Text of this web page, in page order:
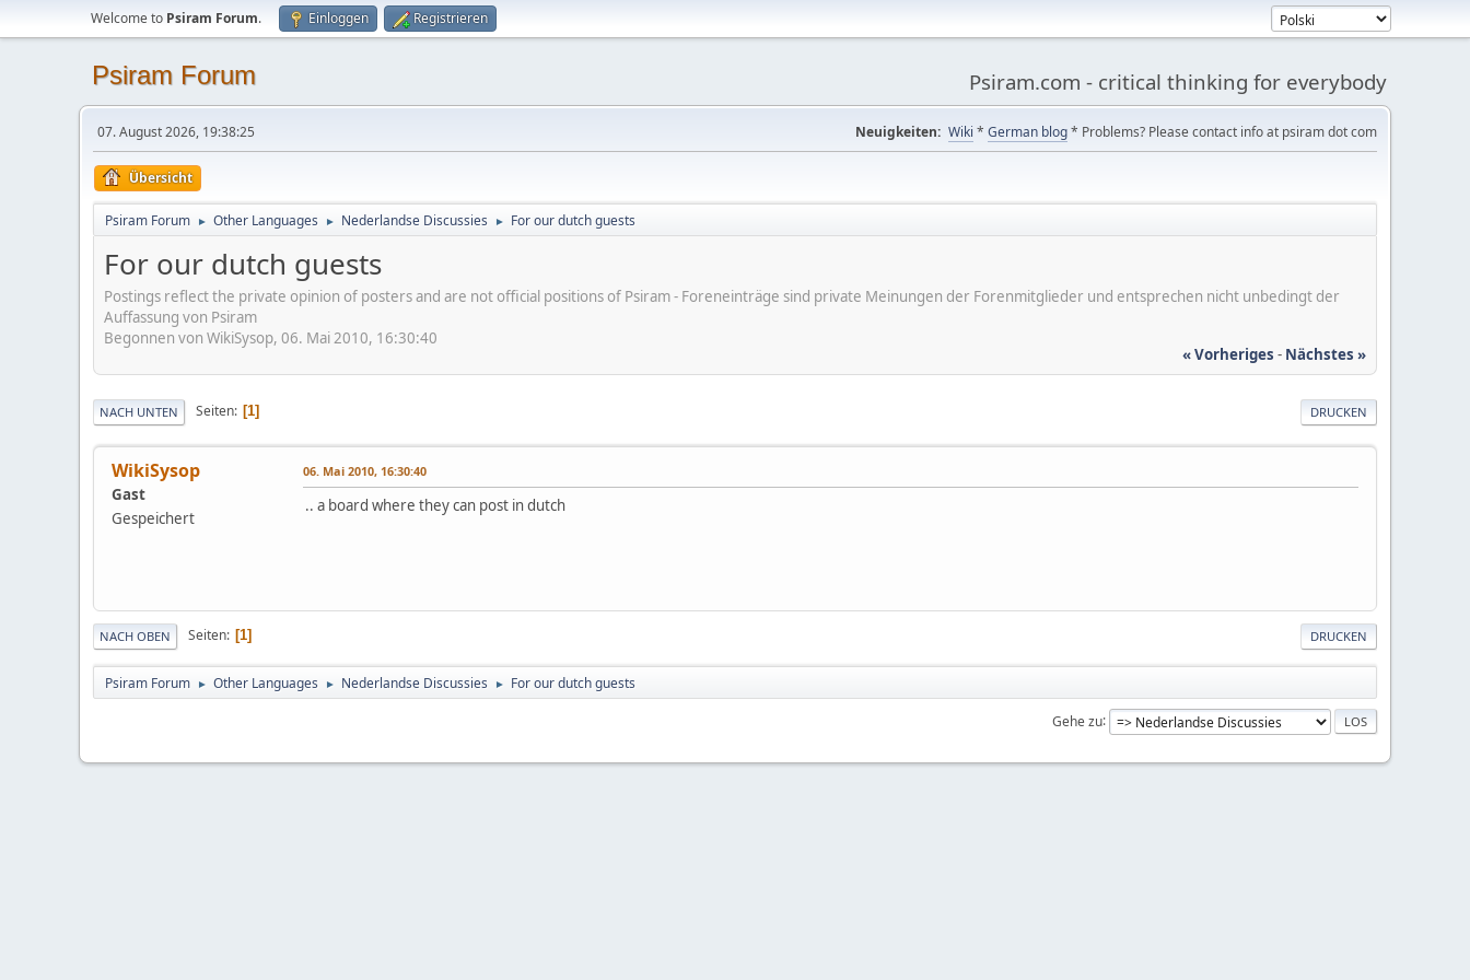
Welcome to Psiram Forum. Einloggen Registrieren
Psiram Forum Psiram.com - critical thinking for everybody
07. August 2026, 19:38:25 Neuigkeiten: Wiki * German blog* Problems? Please contact info at psiram dot com
Übersicht
Psiram Forum ► Other Languages ► Nederlandse Discussies ► For our dutch guests
For our dutch guests
Postings reflect the private opinion of posters and are not official positions of Psiram - Foreneinträge sind private Meinungen der Forenmitglieder und entsprechen nicht unbedingt der
Auffassung von Psiram
Begonnen von WikiSysop, 06. Mai 2010, 16:30:40
« Vorheriges - Nächstes »
DRUCKEN
NACH UNTEN Seiten 1
WikiSysop
Gast
Gespeichert
06. Mai 2010, 16:30:40
.. a board where they can post in dutch
DRUCKEN
NACH OBEN Seiten 1
Psiram Forum ► Other Languages ► Nederlandse Discussies ► For our dutch guests
Gehe zu